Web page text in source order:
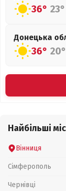
36° 23°
Донецька
36° 20°
Найбільші
Вінниця
Сімферополь
Чернівці